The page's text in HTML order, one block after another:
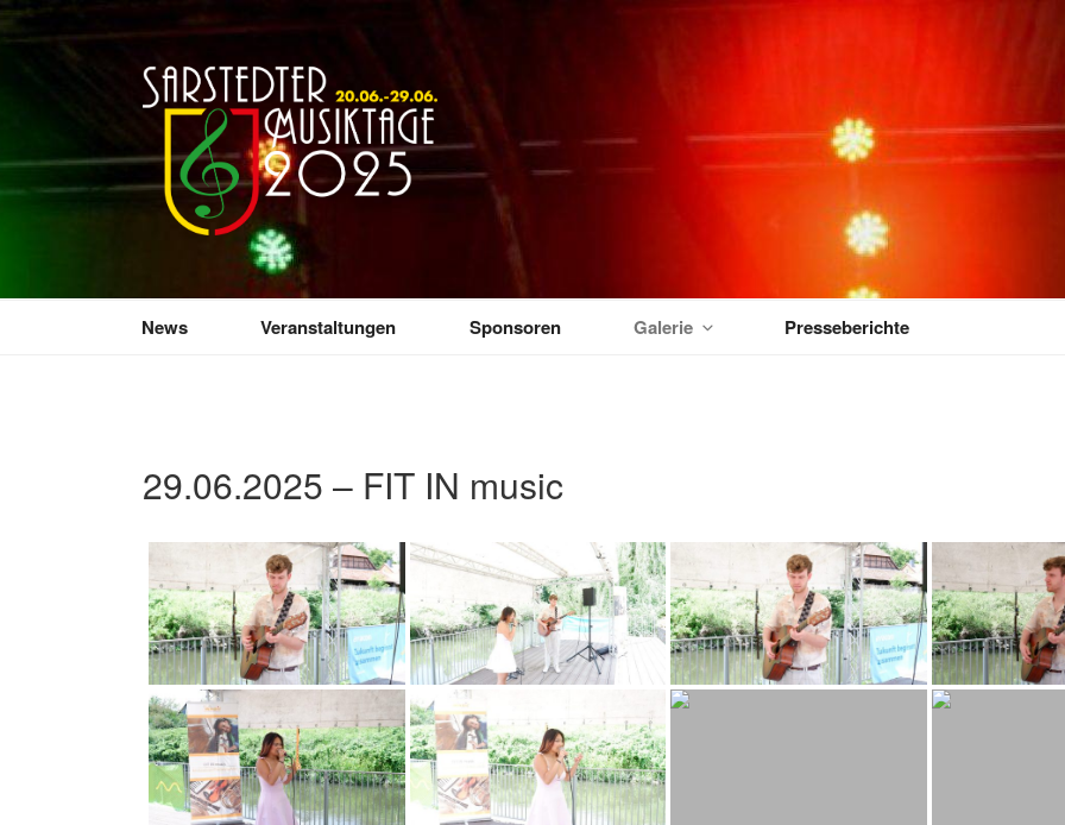
Zum
Inhalt
SARSTEDTER MUSIKTAGE
Sarstedt macht Musik
News Veranstaltungen Sponsoren Galerie Presseberichte
29.06.2025 – FIT IN music